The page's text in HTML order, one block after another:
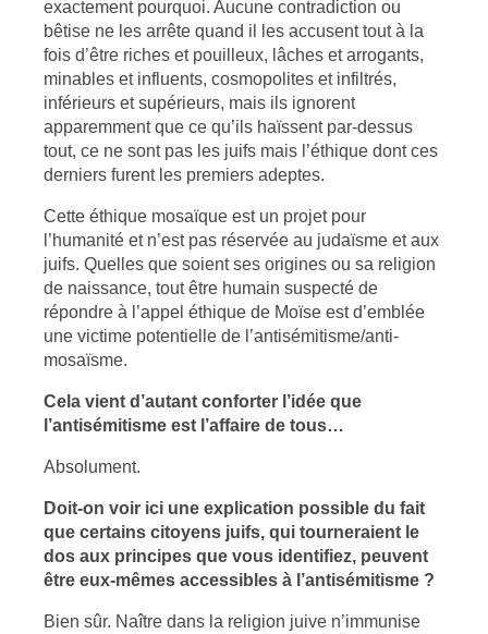
exactement pourquoi. Aucune contradiction ou
bêtise ne les arrête quand il les accusent tout à la
fois d’être riches et pouilleux, lâches et arrogants,
minables et influents, cosmopolites et infiltrés,
inférieurs et supérieurs, mais ils ignorent
apparemment que ce qu’ils haïssent par-dessus
tout, ce ne sont pas les juifs mais l’éthique dont ces
derniers furent les premiers adeptes.
Cette éthique mosaïque est un projet pour
l’humanité et n’est pas réservée au judaïsme et aux
juifs. Quelles que soient ses origines ou sa religion
de naissance, tout être humain suspecté de
répondre à l’appel éthique de Moïse est d’emblée
une victime potentielle de l’antisémitisme/anti-
mosaïsme.
Cela vient d’autant conforter l’idée que
l’antisémitisme est l’affaire de tous…
Absolument.
Doit-on voir ici une explication possible du fait
que certains citoyens juifs, qui tourneraient le
dos aux principes que vous identifiez, peuvent
être eux-mêmes accessibles à l’antisémitisme ?
Bien sûr. Naître dans la religion juive n’immunise